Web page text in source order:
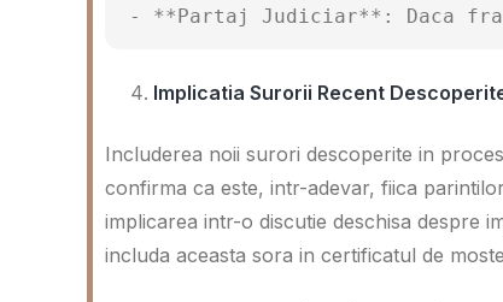
- **Partaj Judiciar**: Daca
Implicatia Surorii Recent
Includerea noii surori descoperite in
confirma ca este, intr-adevar, fiica
implicarea intr-o discutie deschisa despre
includa aceasta sora in certificatul de